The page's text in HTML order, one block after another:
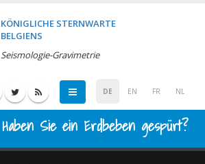
KÖNIGLICHE STERNWARTE
BELGIENS
Seismologie-Gravimetrie
DE EN FR NL
Haben Sie ein Erdbeben gespürt?